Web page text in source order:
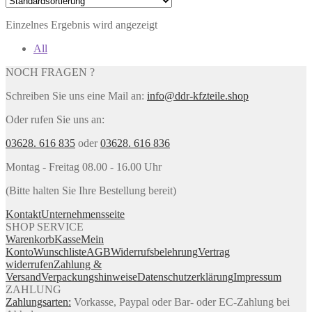
Einzelnes Ergebnis wird angezeigt
All
NOCH FRAGEN ?
Schreiben Sie uns eine Mail an: info@ddr-kfzteile.shop
Oder rufen Sie uns an:
03628. 616 835 oder03628. 616 836
Montag - Freitag 08.00 - 16.00 Uhr
(Bitte halten Sie Ihre Bestellung bereit)
KontaktUnternehmensseite
SHOP SERVICE
WarenkorbKasseMein
KontoWunschlisteAGBWiderrufsbelehrungVertrag
widerrufenZahlung &
VersandVerpackungshinweiseDatenschutzerklärungImpressum
ZAHLUNG
Zahlungsarten: Vorkasse, Paypal oder Bar- oder EC-Zahlung bei